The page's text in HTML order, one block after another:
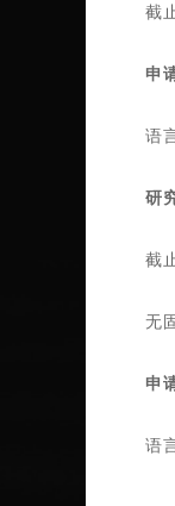
截
申
语
研
截
无
申
语